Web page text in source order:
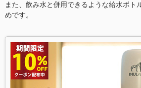
また、飲み水と併用できるような給水ボト
めです。